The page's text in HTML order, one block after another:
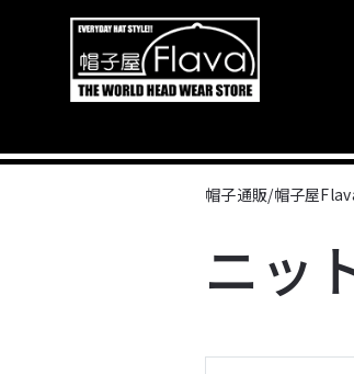
帽子通販/帽子屋
ニッ